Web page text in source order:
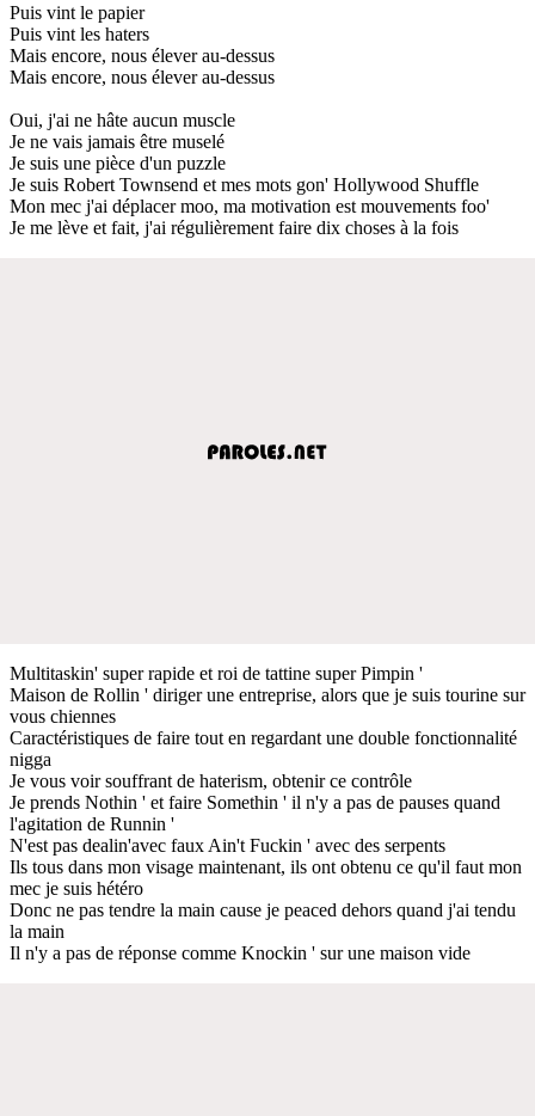
Puis vint le papier
Puis vint les haters
Mais encore, nous élever au-dessus
Mais encore, nous élever au-dessus
Oui, j'ai ne hâte aucun muscle
Je ne vais jamais être muselé
Je suis une pièce d'un puzzle
Je suis Robert Townsend et mes mots gon' Hollywood Shuffle
Mon mec j'ai déplacer moo, ma motivation est mouvements foo'
Je me lève et fait, j'ai régulièrement faire dix choses à la fois
Multitaskin' super rapide et roi de tattine super Pimpin '
Maison de Rollin ' diriger une entreprise, alors que je suis tourine sur
vous chiennes
Caractéristiques de faire tout en regardant une double fonctionnalité
nigga
Je vous voir souffrant de haterism, obtenir ce contrôle
Je prends Nothin ' et faire Somethin ' il n'y a pas de pauses quand
l'agitation de Runnin '
N'est pas dealin'avec faux Ain't Fuckin ' avec des serpents
Ils tous dans mon visage maintenant, ils ont obtenu ce qu'il faut mon
mec je suis hétéro
Donc ne pas tendre la main cause je peaced dehors quand j'ai tendu
la main
Il n'y a pas de réponse comme Knockin ' sur une maison vide